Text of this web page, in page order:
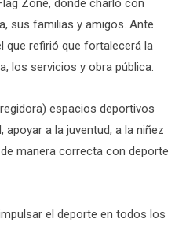
Zone, donde charló con
sus familias y amigos. Ante
que refirió que fortalecerá la
los servicios y obra pública.
espacios deportivos
a la juventud, a la niñez
manera correcta con deporte
el deporte en todos los